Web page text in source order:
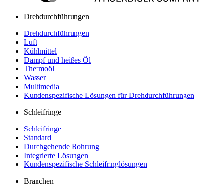
Drehdurchführungen
Drehdurchführungen
Luft
Kühlmittel
Dampf und heißes Öl
Thermoöl
Wasser
Multimedia
Kundenspezifische Lösungen für Drehdurchführungen
Schleifringe
Schleifringe
Standard
Durchgehende Bohrung
Integrierte Lösungen
Kundenspezifische Schleifringlösungen
Branchen